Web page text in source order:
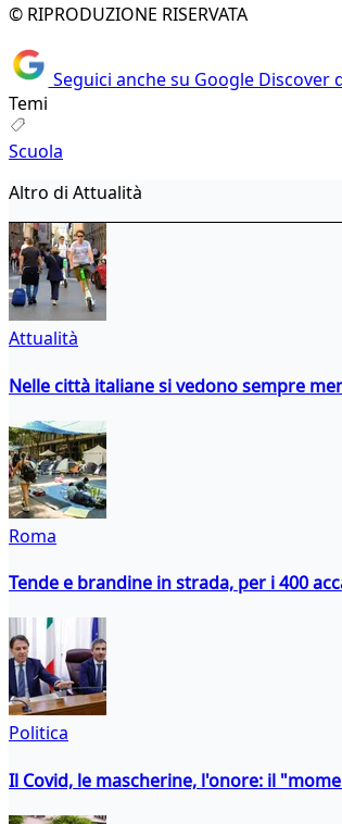
© RIPRODUZIONE RISERVATA
Seguici anche su Google Discover
Temi
Scuola
Altro di Attualità
Attualità
Nelle città italiane si vedono sempre
Roma
Tende e brandine in strada, per i 400
Politica
Il Covid, le mascherine, l'onore: il